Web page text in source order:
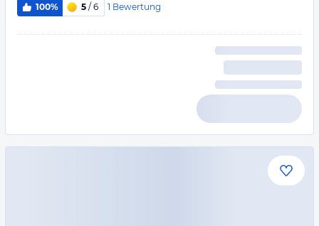
100% 5 / 6 1 Bewertung